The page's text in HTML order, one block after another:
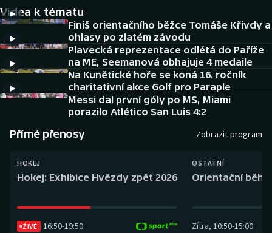
DALŠÍ SPORTY
Americký fotbal
Baseball a softbal
Biatlon
Boby a skeleton
Curling
NEPŘEHLÉDNĚTE
Historické návraty
Aplikace ČT sport
AZ kvíz
Videa k tématu
Finiš orientačního běžce Tomáše Křivdy a
ohlasy po zlatém závodu
Plavecká reprezentace odlétá do Paříže
na ME, Seemanová obhajuje 4 medaile
Na Kunětické hoře se koná 16. ročník
charitativní akce Golf pro Paraple
Messi dal první góly po MS, Miami
porazilo Atlético San Luis 4:2
Přímé přenosy Zobrazit program
HOKEJ
Hokej: Exhibice Hvězdy zpět 2026
ŽIVĚ 16:50-19:50
OSTATNÍ
Orientační běh:
Zítra, 10:50-15:00